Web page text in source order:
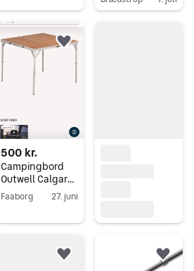
500 kr.
Campingbord
Outwell Calgary
M købes
Faaborg 27. juni
Føj til favoritter.
Føj til favoritter. Føj